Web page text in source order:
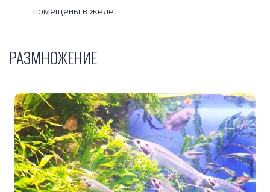
помещены в желе.
РАЗМНОЖЕНИЕ